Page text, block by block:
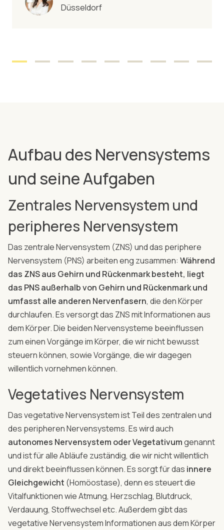
Düsseldorf
Aufbau des Nervensystems
und seine Aufgaben
Zentrales Nervensystem und
peripheres Nervensystem
Das zentrale Nervensystem (ZNS) und das periphere
Nervensystem (PNS) arbeiten eng zusammen: Während
das ZNS aus Gehirn und Rückenmark besteht, liegt
das PNS außerhalb von Gehirn und Rückenmark und
umfasst alle anderen Nervenfasern, die den Körper
durchlaufen. Es versorgt das ZNS mit Informationen aus
dem Körper. Die beiden Nervensysteme beeinflussen
zum einen Vorgänge im Körper, die wir nicht bewusst
steuern können, sowie Vorgänge, die wir dagegen
willentlich vornehmen können.
Vegetatives Nervensystem
Das vegetative Nervensystem ist Teil des zentralen und
des peripheren Nervensystems. Es wird auch
autonomes Nervensystem oder Vegetativumgenannt
und ist für alle Abläufe zuständig, die wir nicht willentlich
und direkt beeinflussen können. Es sorgt für das innere
Gleichgewicht (Homöostase), denn es steuert die
Vitalfunktionen wie Atmung, Herzschlag, Blutdruck,
Verdauung, Stoffwechsel etc. Außerdem gibt das
vegetative Nervensystem Informationen aus dem Körper